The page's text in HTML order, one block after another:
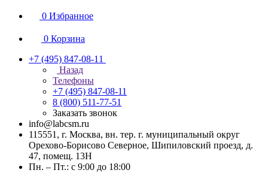
0 Избранное
0 Корзина
+7 (495) 847-08-11
Назад
Телефоны
+7 (495) 847-08-11
8 (800) 511-77-51
Заказать звонок
info@labcsm.ru
115551, г. Москва, вн. тер. г. муниципальный округ
Орехово-Борисово Северное, Шипиловский проезд, д.
47, помещ. 13Н
Пн. – Пт.: с 9:00 до 18:00